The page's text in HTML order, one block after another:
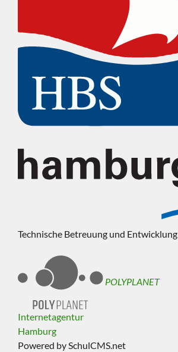
Technische Betreuung und Entwicklung
POLYPLANET
Internetagentur
Hamburg
Powered by SchulCMS.net